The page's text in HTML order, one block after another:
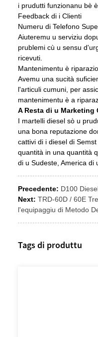
i prudutti funzionanu bè
Feedback di i Clienti
Numeru di Telefono
Aiuteremu u serviziu
prublemi cù u sensu
ricevuti.
Mantenimentu è
Avemu una sucità
l'articuli cumuni, per
mantenimentu è a
A Resta di u Marketing
I martelli diesel sò u
una bona reputazione
cattivi di i diesel di
quantità in una quantità
di u Sudeste, America di
Precedente: D100
Next: TRD-60D / 60E
l'equipaggiu di Metodo
Tags di produttu